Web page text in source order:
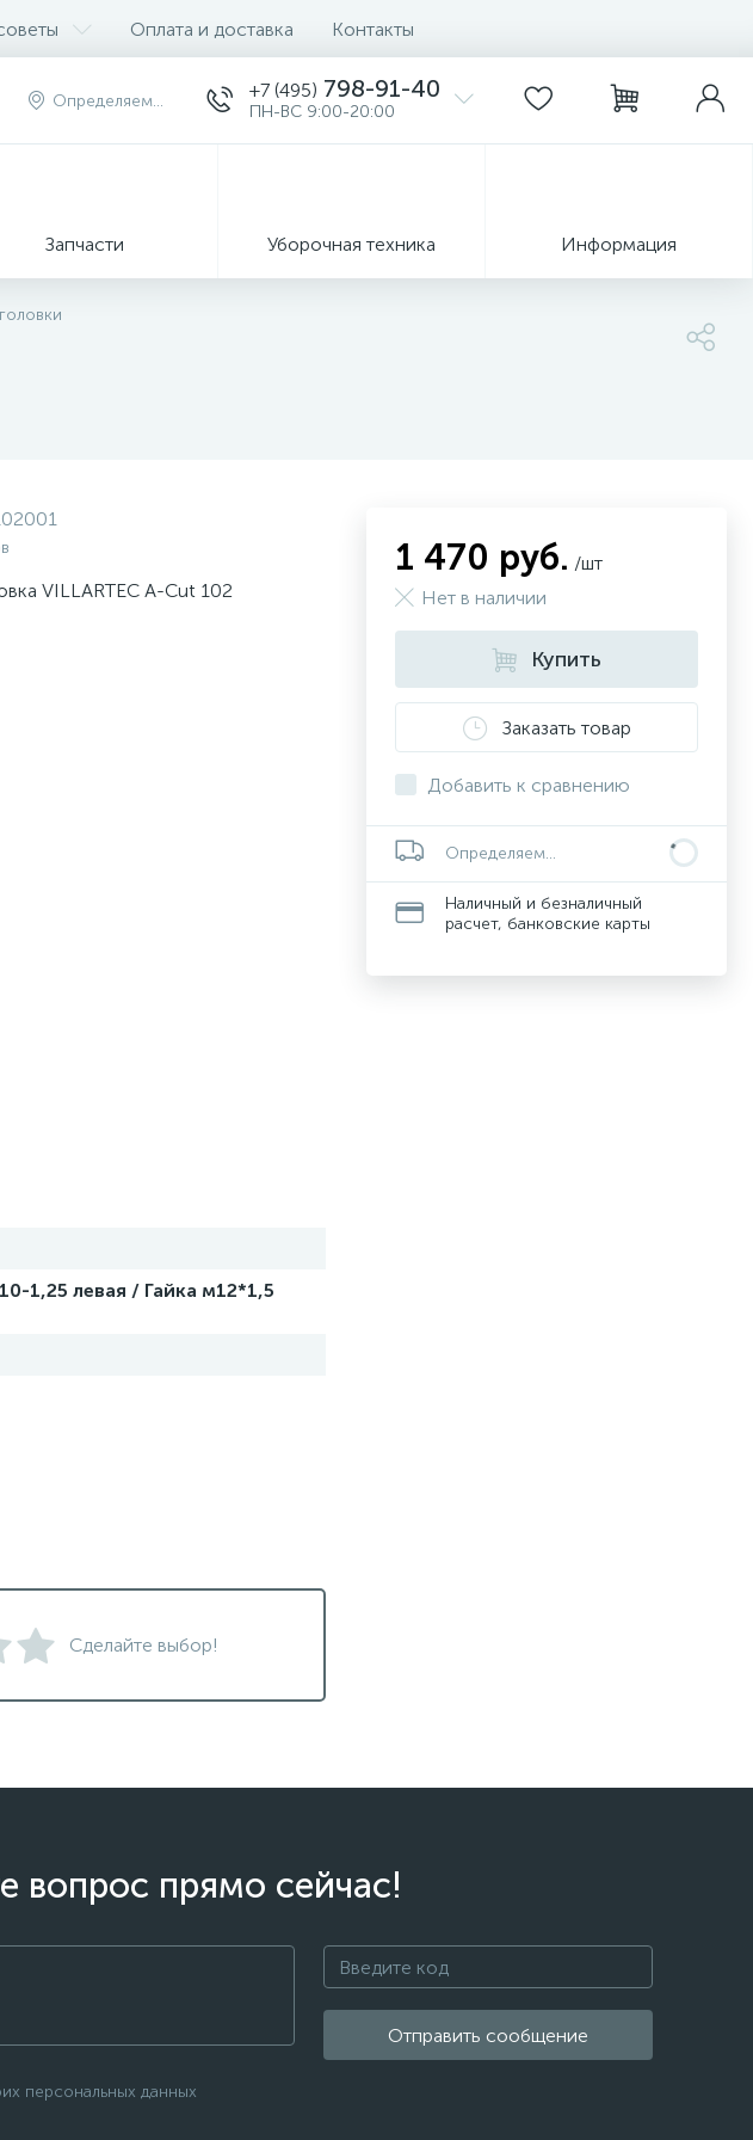
Оплата и доставка Контакты
Определяем... +7 (495) 798-91-40
ПН-ВС 9:00-20:00
Запчасти Уборочная техника Информация
VILLARTEC A-Cut 102
1,25 левая / Гайка м12*1,5
1 470 руб. /шт
Нет в наличии
Купить
Заказать товар
Добавить к сравнению
Определяем...
Наличный и безналичный
расчет, банковские карты
Сделайте выбор!
вопрос прямо сейчас!
Отправить сообщение
персональных данных